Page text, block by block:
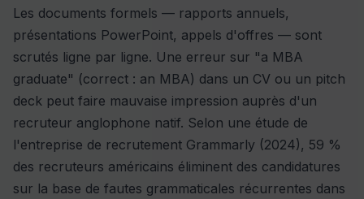
Les documents formels — rapports annuels,
présentations PowerPoint, appels d'offres — sont
scrutés ligne par ligne. Une erreur sur "a MBA
graduate" (correct : an MBA) dans un CV ou un pitch
deck peut faire mauvaise impression auprès d'un
recruteur anglophone natif. Selon une étude de
l'entreprise de recrutement Grammarly (2024), 59 %
des recruteurs américains éliminent des candidatures
sur la base de fautes grammaticales récurrentes dans